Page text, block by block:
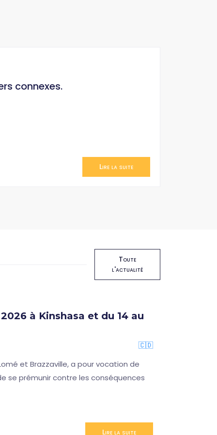
connexes.
Lire la suite
Toute
l'actualité
à Kinshasa et du 14 au
🇨🇩
et Brazzaville, a pour vocation de
se prémunir contre les conséquences
Lire la suite